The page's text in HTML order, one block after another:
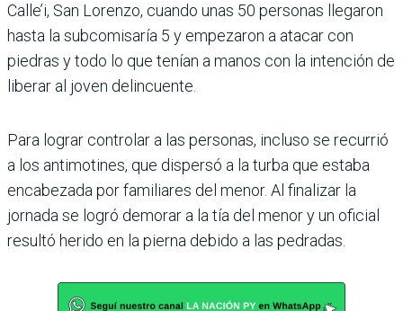
Calle’i, San Lorenzo, cuando unas 50 personas llegaron
hasta la subcomisaría 5 y empezaron a atacar con
piedras y todo lo que tenían a manos con la intención de
liberar al joven delincuente.
Para lograr controlar a las personas, incluso se recurrió
a los antimotines, que dispersó a la turba que estaba
encabezada por familiares del menor. Al finalizar la
jornada se logró demorar a la tía del menor y un oficial
resultó herido en la pierna debido a las pedradas.